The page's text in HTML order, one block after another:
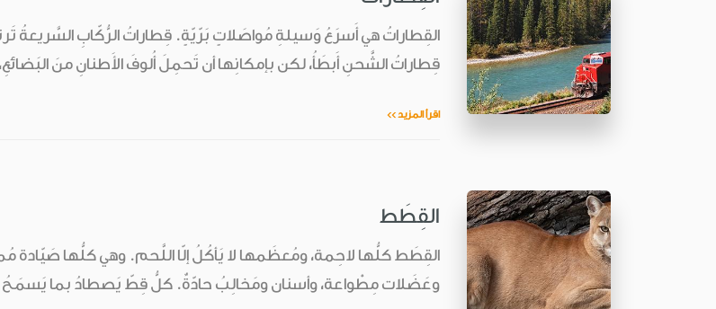
قِطاراتُ الشَّحنِ أَبطَأُ، لكن بإمكانِها أن تَحمِلَ أُلوفَ الأَطنانِ منَ
اقرأ المزيد >>
القِطَط
القِطَط كلُّها لاحِمة، ومُعظَمها لا يَأكُلُ إلّا اللَّحم. وهي كلُّها صَيّادة
وعَضَلات مِطْواعة، وأسنان ومَخالِبُ حادّةٌ. كلُّ قِطّ يَصطادُ بما يَسمَحُ